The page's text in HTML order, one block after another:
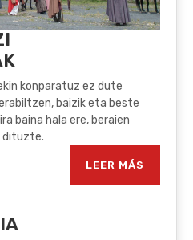
konparatuz ez dute
baizik eta beste
baina hala ere, beraien
dituzte.
LEER MÁS